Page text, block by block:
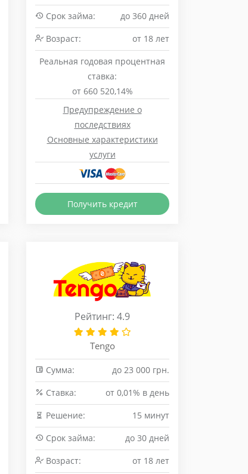
Срок займа:
до 360 дней
Возраст:
от 18 лет
Реальная годовая процентная
ставка:
от 660 520,14%
Предупреждение о
последствиях
Основные характеристики
услуги
Получить кредит
Рейтинг: 4.9
Tengo
Сумма:
до 23 000 грн.
Cтавка:
от 0,01% в день
Решение:
15 минут
Срок займа:
до 30 дней
Возраст:
от 18 лет